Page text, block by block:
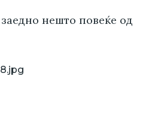
нешто повеќе од